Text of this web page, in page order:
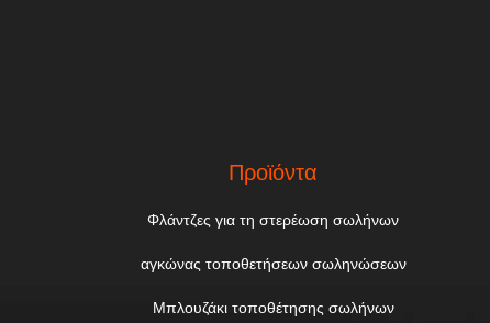
Προϊόντα
Φλάντζες για τη στερέωση σωλήνων
αγκώνας τοποθετήσεων σωληνώσεων
Μπλουζάκι τοποθέτησης σωλήνων